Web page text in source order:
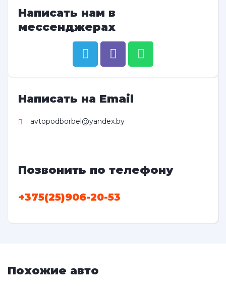
Написать нам в
мессенджерах
Написать на Email
avtopodborbel@yandex.by
Позвонить по телефону
+375(25)906-20-53
Похожие авто